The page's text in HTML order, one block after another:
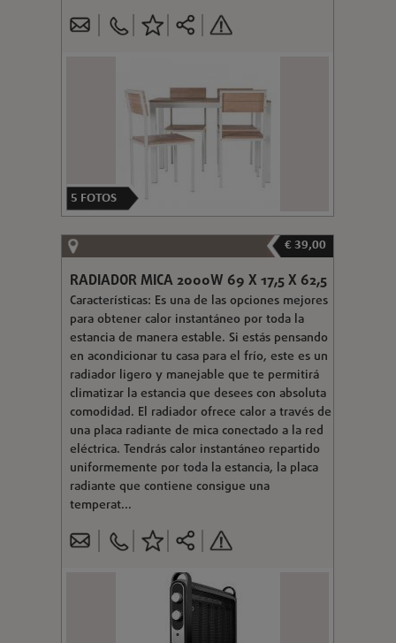
5 FOTOS
€ 39,00
RADIADOR MICA 2000W 69 X 17,5 X 62,5
Características: Es una de las opciones mejores
para obtener calor instantáneo por toda la
estancia de manera estable. Si estás pensando
en acondicionar tu casa para el frío, este es un
radiador ligero y manejable que te permitirá
climatizar la estancia que desees con absoluta
comodidad. El radiador ofrece calor a través de
una placa radiante de mica conectado a la red
eléctrica. Tendrás calor instantáneo repartido
uniformemente por toda la estancia, la placa
radiante que contiene consigue una
temperat...